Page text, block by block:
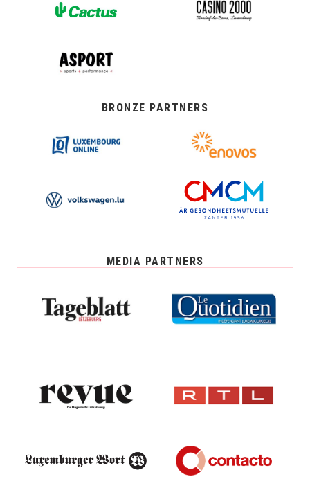
BRONZE PARTNERS
MEDIA PARTNERS